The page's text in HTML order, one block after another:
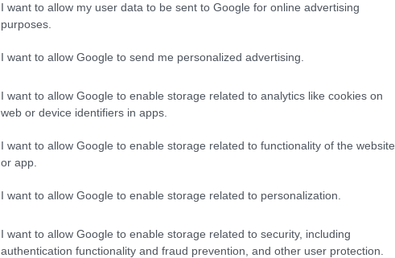
I want to allow my user data to be sent to Google for online advertising
purposes.
I want to allow Google to send me personalized advertising.
I want to allow Google to enable storage related to analytics like cookies on
web or device identifiers in apps.
I want to allow Google to enable storage related to functionality of the website
or app.
I want to allow Google to enable storage related to personalization.
I want to allow Google to enable storage related to security, including
authentication functionality and fraud prevention, and other user protection.